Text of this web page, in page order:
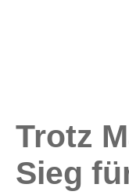
Trotz
Sieg